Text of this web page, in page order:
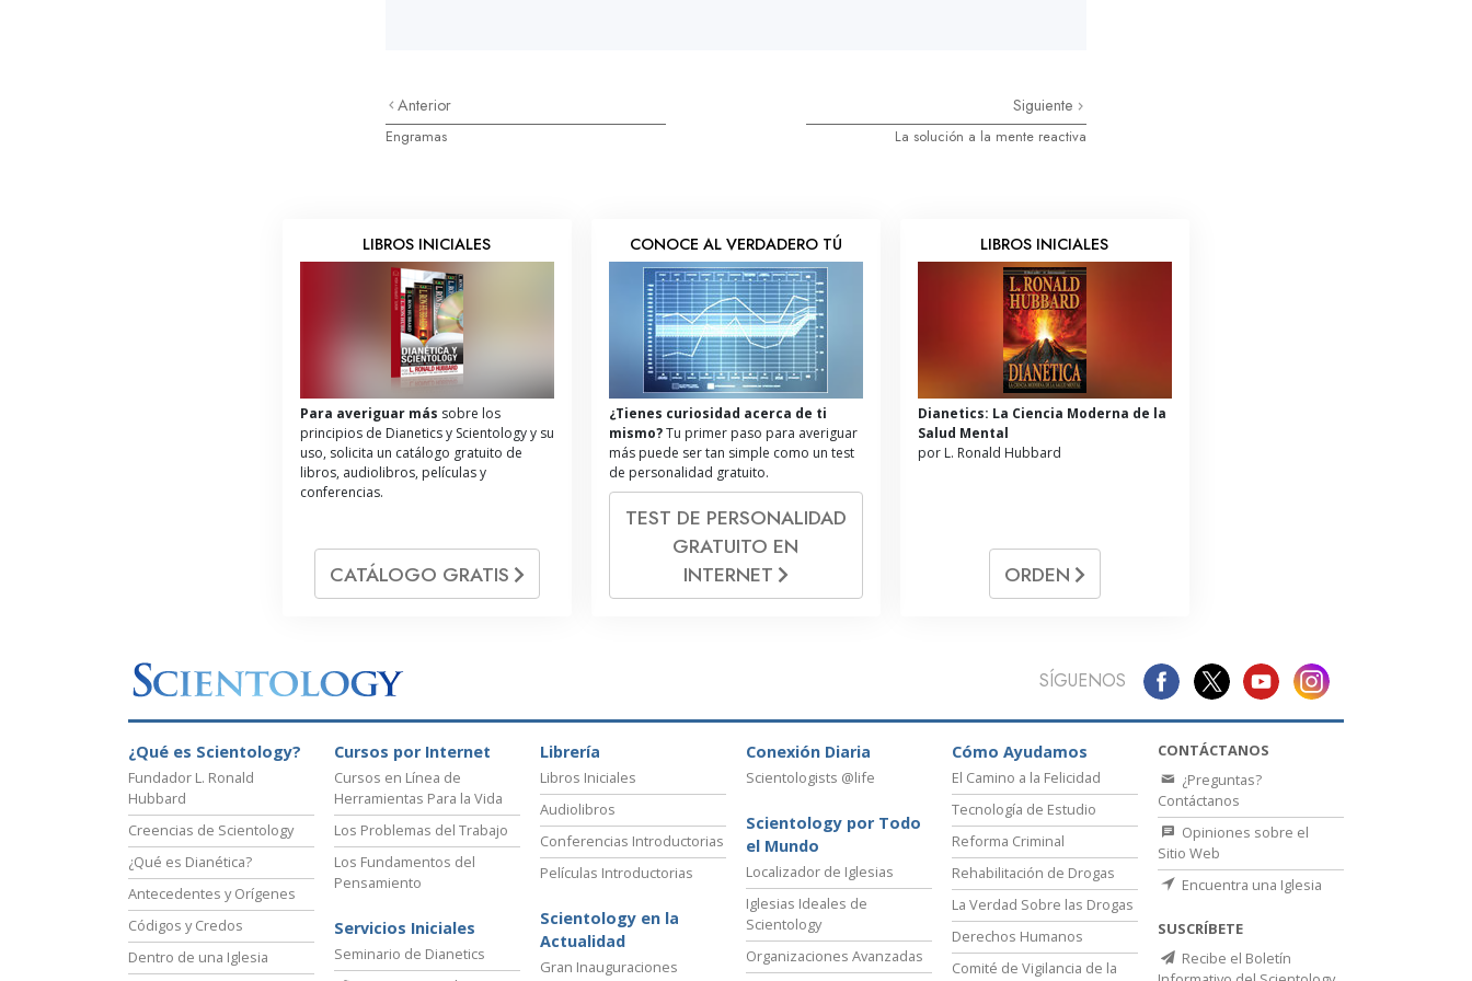
Anterior
Engramas
Siguiente
La solución a la mente reactiva
LIBROS INICIALES
Para averiguar más sobre los
principios de Dianetics y Scientology y su
uso, solicita un catálogo gratuito de
libros, audiolibros, películas y
conferencias.
CATÁLOGO GRATIS
CONOCE AL VERDADERO TÚ
¿Tienes curiosidad acerca de ti
mismo?Tu primer paso para averiguar
más puede ser tan simple como un test
de personalidad gratuito.
TEST DE PERSONALIDAD
GRATUITO EN
INTERNET
LIBROS INICIALES
Dianetics: La Ciencia Moderna de la
Salud Mental
por L. Ronald Hubbard
ORDEN
SÍGUENOS
¿Qué es Scientology?
Fundador L. Ronald
Hubbard
Creencias de Scientology
¿Qué es Dianética?
Antecedentes y Orígenes
Códigos y Credos
Dentro de una Iglesia
Cursos por Internet
Cursos en Línea de
Herramientas Para la Vida
Los Problemas del Trabajo
Los Fundamentos del
Pensamiento
Servicios Iniciales
Seminario de Dianetics
Librería
Libros Iniciales
Audiolibros
Conferencias Introductorias
Películas Introductorias
Scientology en la
Actualidad
Gran Inauguraciones
Conexión Diaria
Scientologists @life
Scientology por Todo
el Mundo
Localizador de Iglesias
Iglesias Ideales de
Scientology
Organizaciones Avanzadas
Cómo Ayudamos
El Camino a la Felicidad
Tecnología de Estudio
Reforma Criminal
Rehabilitación de Drogas
La Verdad Sobre las Drogas
Derechos Humanos
Comité de Vigilancia de la
CONTÁCTANOS
¿Preguntas?
Contáctanos
Opiniones sobre el
Sitio Web
Encuentra una Iglesia
SUSCRÍBETE
Recibe el Boletín